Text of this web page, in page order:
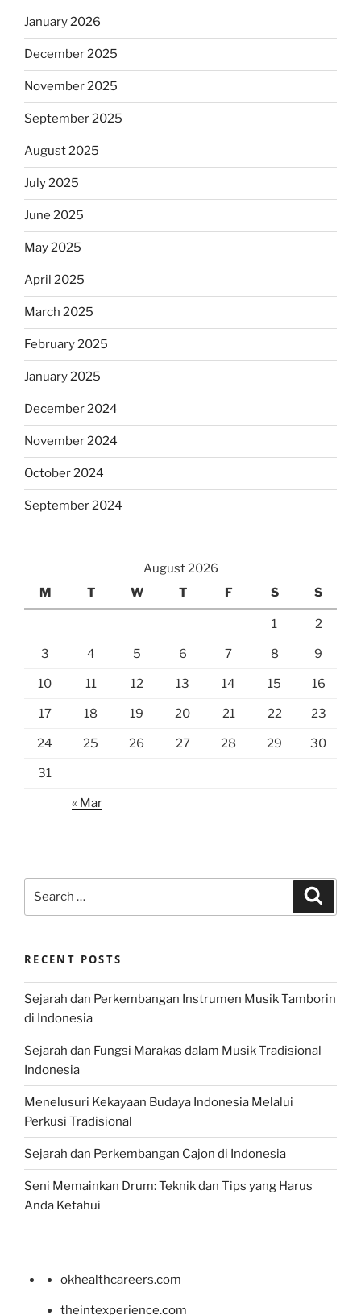
January 2026
December 2025
November 2025
September 2025
August 2025
July 2025
June 2025
May 2025
April 2025
March 2025
February 2025
January 2025
December 2024
November 2024
October 2024
September 2024
August 2026
M
T W T F S S
1 2
3 4 5 6 7 8 9
10 11 12 13 14 15 16
17 18 19 20 21 22 23
24 25 26 27 28 29 30
31
« Mar
RECENT POSTS
Sejarah dan Perkembangan Instrumen Musik Tamborin
di Indonesia
Sejarah dan Fungsi Marakas dalam Musik Tradisional
Indonesia
Menelusuri Kekayaan Budaya Indonesia Melalui
Perkusi Tradisional
Sejarah dan Perkembangan Cajon di Indonesia
Seni Memainkan Drum: Teknik dan Tips yang Harus
Anda Ketahui
okhealthcareers.com
theintexperience.com